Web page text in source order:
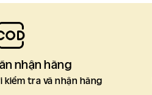
nhận hàng
kiểm tra và nhận hàng